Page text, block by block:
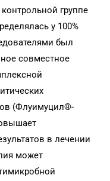
группе
у 100%
был
совместное
(Флуимуцил®-
в лечении
может